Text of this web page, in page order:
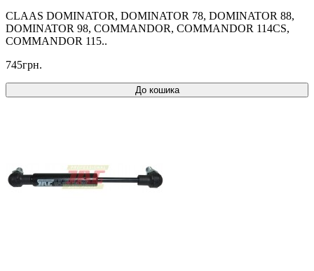
CLAAS DOMINATOR, DOMINATOR 78, DOMINATOR 88,
DOMINATOR 98, COMMANDOR, COMMANDOR 114CS,
COMMANDOR 115..
745грн.
До кошика